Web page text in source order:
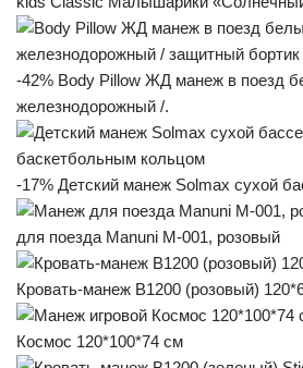
-42% Body Pillow ЖД манеж в поезд
железнодорожный /.
-17% Детский манеж Solmax сухой
для поезда Manuni М-001, розовый
Кровать-манеж B1200 (розовый)
Космос 120*100*74 см